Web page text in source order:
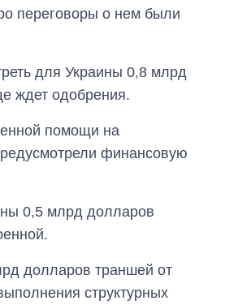
переговоры о нем были
для Украины 0,8 млрд
ждет одобрения.
помощи на
финансовую
0,5 млрд долларов
долларов траншей от
структурных